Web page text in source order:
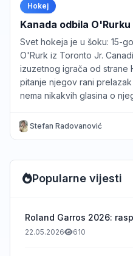
Hokej
Kanada odbila
Svet hokeja je u šoku: 15-
O'Rurk iz Toronto Jr.
izuzetnog igrača od strane
pitanje njegov rani
nema nikakvih glasina o
Stefan Radovanović
Popularne vijesti
Roland Garros 2026:
22.05.2026 610